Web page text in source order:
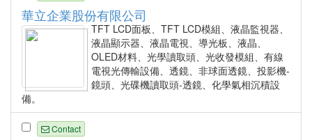
華立企業股份有限公司
TFT LCD面板、TFT LCD模組、液晶監視器、
液晶顯示器、液晶電視、導光板、液晶、
OLED材料、光學讀取頭、光收發模組、有線
電視光傳輸設備、透鏡、非球面透鏡、投影機-
鏡頭、光碟機讀取頭-透鏡、化學氣相沉積設
備。
Contact